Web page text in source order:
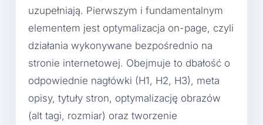
uzupełniają. Pierwszym i fundamentalnym
elementem jest optymalizacja on-page, czyli
działania wykonywane bezpośrednio na
stronie internetowej. Obejmuje to dbałość o
odpowiednie nagłówki (H1, H2, H3), meta
opisy, tytuły stron, optymalizację obrazów
(alt tagi, rozmiar) oraz tworzenie